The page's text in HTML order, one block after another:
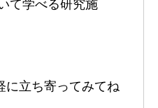
て学べる研究施
に立ち寄ってみてね